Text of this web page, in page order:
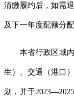
清缴履约后，如需
及下一年度配额分
本省行政区域内
生）、交通（港口
划，并于